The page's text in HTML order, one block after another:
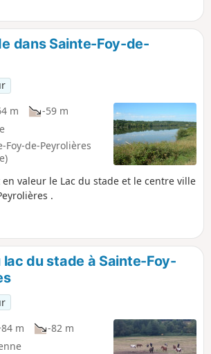
car croisant plusieurs itinéraires, se
au descriptif. Quelques beaux points
est sur une ligne de crête
dans Sainte-Foy-de-
m
-59 m
Foy-de-Peyrolières
valeur le Lac du stade et le centre ville
.
du stade à Sainte-Foy-
m
-82 m